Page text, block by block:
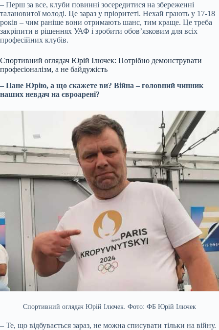
– Перш за все, клуби повинні зосередитися на збереженні
талановитої молоді. Це зараз у пріоритеті. Нехай грають у 17-18
років – чим раніше вони отримають шанс, тим краще. Це треба
закріпити в рішеннях УАФ і зробити обов’язковим для всіх
професійних клубів.
Спортивний оглядач Юрій Ілючек: Потрібно демонструвати
професіоналізм, а не байдужість
– Пане Юрію, а що скажете ви? Війна – головний чинник
наших невдач на євроарені?
Спортивний оглядач Юрій Ілючек. Фото: ФБ Юрій Ілючек
– Те, що відбувається зараз, не можна списувати тільки на війну.